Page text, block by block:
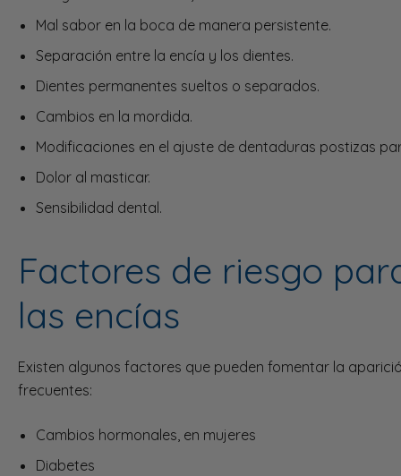
Mal sabor en la boca de manera persistente.
Separación entre la encía y los dientes.
Dientes permanentes sueltos o separados.
Cambios en la mordida.
Modificaciones en el ajuste de dentaduras postizas
Dolor al masticar.
Sensibilidad dental.
Factores de riesgo
las encías
Existen algunos factores que pueden fomentar la
frecuentes:
Cambios hormonales, en mujeres
Diabetes